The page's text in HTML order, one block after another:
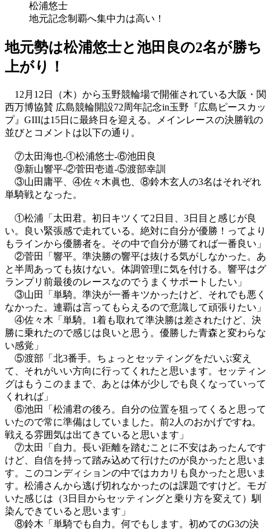
松浦悠士
地元記念制覇へ集中力は高い！
地元勢は松浦悠士と池田良の2名が勝ち
上がり！
12月12日（木）から玉野競輪場で開催されている大阪・関
西万博協賛 広島競輪開設72周年記念in玉野『広島ピースカッ
プ』GIIIは15日に最終日を迎える。メインレースの決勝戦の
並びとコメントは以下の通り。
⑦太田海也-①松浦悠士-⑥池田良
⑨新山響平-②菅田壱道-⑤渡部幸訓
③山田庸平、④佐々木眞也、⑧鈴木玄人の3名はそれぞれ
単騎戦となった。
①松浦「太田君。初日キツくて2日目、3日目と感じが良
い。良い緊張感で走れている。絶対に自分が優勝！ってより
もラインから優勝者を。その中で自分が勝てれば一番良い」
②菅田「響平。準決勝の響平は抜ける気がしなかった。あ
と半周あっても抜けない。体調管理に気を付ける。響平はグ
ランプリ前最後のレースなのでうまくサポートしたい」
③山田「単騎。準決が一番キツかったけど、それでも悪く
なかった。連覇は言ってもらえるので意識して頑張りたい」
④佐々木「単騎。1着も取れて準決勝は差されたけど、決
勝に乗れたので感じは良いと思う。優勝した青森と変わらな
い感覚」
⑤渡部「北3番手。ちょっとセッティングをだいぶ変え
て、それがいい方向に行ってくれたと思います。セッティン
グはもうこのままで、あとは体が少しでも良くなっていって
くれれば」
⑥池田「松浦君の後ろ。自分の位置を狙ってくると思って
いたので常に準備はしていました。前2人のおかげですね。
戦える雰囲気は出てきていると思います」
⑦太田「自力。長い距離を踏むことに不安はあったんです
けど、自信を持って踏み込めて行けたのが良かったと思いま
す。このコンディションの中ではカカリも良かったと思いま
す。松浦さんから逃げ切れなかったのは課題ですけど。モガ
いた感じは（3日目からセッティングと乗り方を変えて）馴
染んできていると思います」
⑧鈴木「単騎でも自力。何でもします。初めてのG3の決